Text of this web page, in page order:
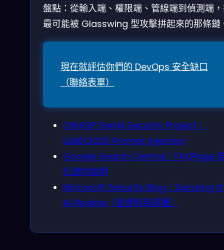
盤點：從輸入端、權限端、管線端到偵測端
最可能被 Glasswing 型攻擊拼起來的那條鏈
現在就評估你們的 DevOps 安全缺口
（聯絡表單）
OWASP GenAI Security Project：
LLM01:2025 Prompt Injection
Google Search Central：FAQPage
化資料說明
Microsoft Security Blog：Securing
AI Pipeline（從資料到部署）